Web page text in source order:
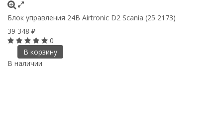
Блок управления 24В Airtronic D2 Scania (25 2173)
39 348 ₽
0
В корзину
В наличии